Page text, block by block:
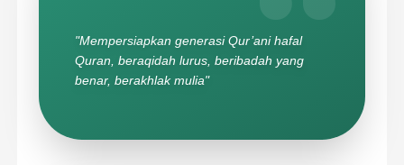
"Mempersiapkan generasi Qur’ani hafal
Quran, beraqidah lurus, beribadah yang
benar, berakhlak mulia"